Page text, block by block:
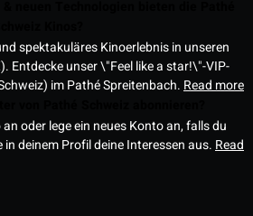
spektakuläres Kinoerlebnis in unseren
Entdecke unser \"Feel like a star!\"-VIP-
im Pathé Spreitenbach. Read more
oder lege ein neues Konto an, falls du
deinem Profil deine Interessen aus. Read